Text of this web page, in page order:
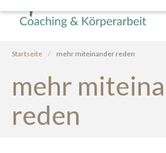
Startseite / mehr miteinander reden
mehr
reden